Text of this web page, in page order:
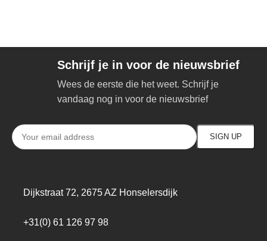
Schrijf je in voor de nieuwsbrief
Wees de eerste die het weet. Schrijf je
vandaag nog in voor de nieuwsbrief
Dijkstraat 72, 2675 AZ Honselersdijk
+31(0) 61 126 97 98